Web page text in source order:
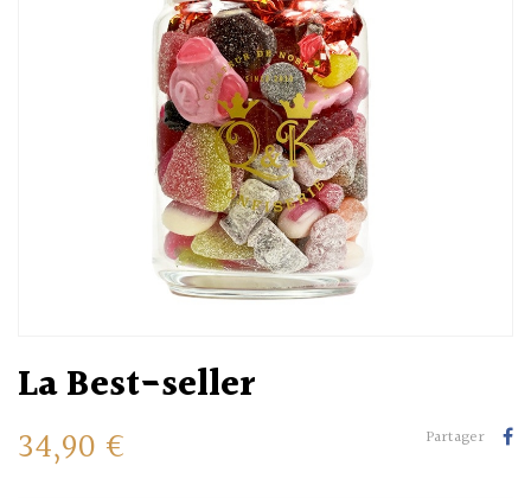
La Best-seller
34,90 €
Partager